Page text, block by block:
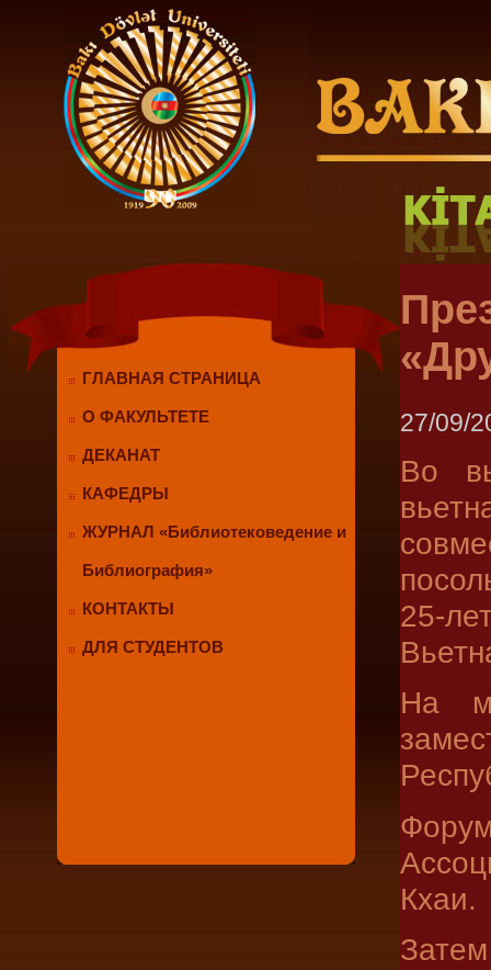
ГЛАВНАЯ СТРАНИЦА
О ФАКУЛЬТЕТЕ
ДЕКАНАТ
КАФЕДРЫ
ЖУРНАЛ «Библиотековедение и
Библиография»
КОНТАКТЫ
ДЛЯ СТУДЕНТОВ
27/09/
Во
25-
На
Кхаи.